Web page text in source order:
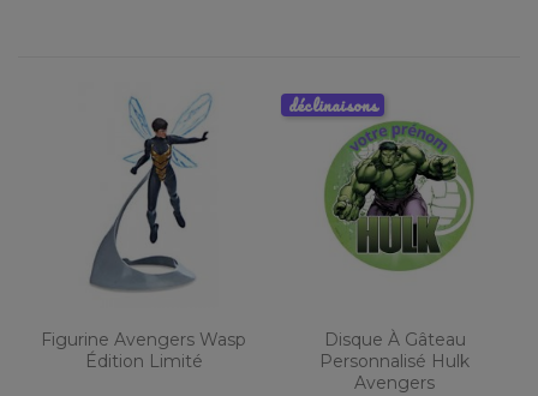
Figurine Avengers Wasp
Édition Limité
Disque À Gâteau
Personnalisé Hulk
Avengers
déclinaisons